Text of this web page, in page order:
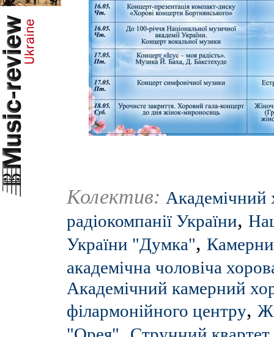
Колектив: Академічний
радіокомпанії України,
України "Думка",
академічна чоловіча
Академічний камерний
філармонійного центру,